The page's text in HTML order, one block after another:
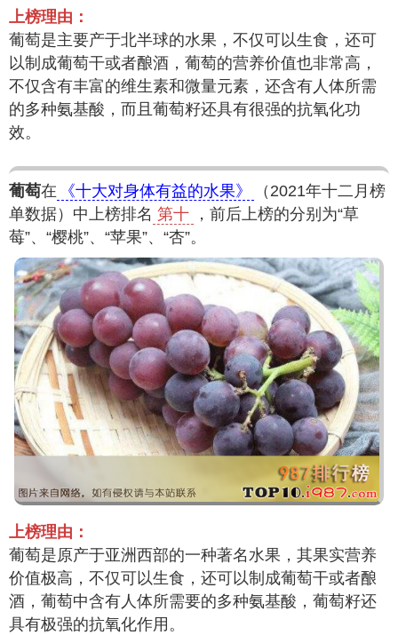
上榜理由：
葡萄是主要产于北半球的水果，不仅可以生食，还可
以制成葡萄干或者酿酒，葡萄的营养价值也非常高，
不仅含有丰富的维生素和微量元素，还含有人体所需
的多种氨基酸，而且葡萄籽还具有很强的抗氧化功
效。
葡萄在 《十大对身体有益的水果》
（2021年十二月榜
单数据）中上榜排名 第十
，前后上榜的分别为“草
莓”、“樱桃”、“苹果”、“杏”。
上榜理由：
葡萄是原产于亚洲西部的一种著名水果，其果实营养
价值极高，不仅可以生食，还可以制成葡萄干或者酿
酒，葡萄中含有人体所需要的多种氨基酸，葡萄籽还
具有极强的抗氧化作用。